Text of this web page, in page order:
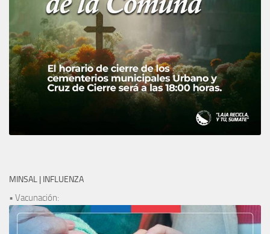
MINSAL | INFLUENZA
• Vacunación: